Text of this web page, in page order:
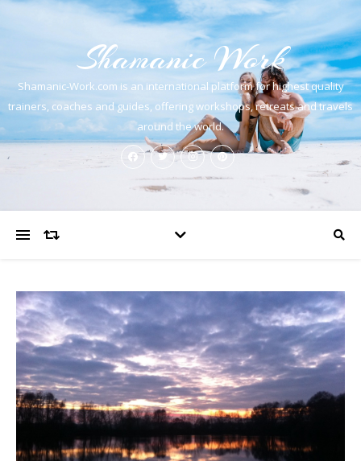
Shamanic Work
Shamanic-Work.com is an international platform for highest quality
trainers, coaches and guides, offering workshops, retreats and travels
around the world.